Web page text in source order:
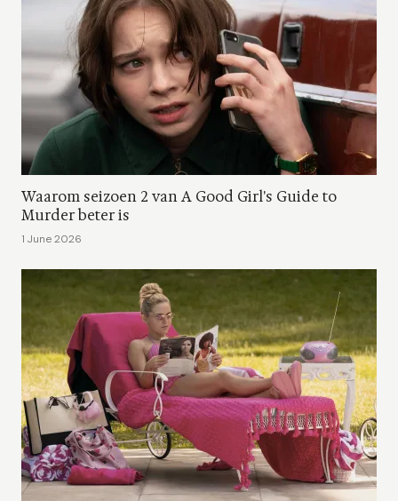
Waarom seizoen 2 van A Good Girl's Guide to
Murder beter is
1 June 2026